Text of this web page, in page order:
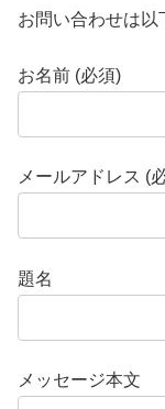
お問い合わせは以
お名前 (必須)
メールアドレス (
題名
メッセージ本文